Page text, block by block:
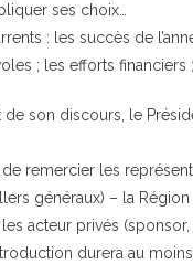
ses choix…
: les succès de
; les efforts financiers
de son discours, le
remercier les
généraux) – la
acteur privés
durera au